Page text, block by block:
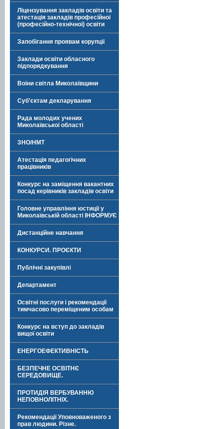
Ліцензування закладів освіти та
атестація закладів професійної
(професійно-технічної) освіти
Запобігання проявам корупції
Заклади освіти обласного
підпорядкування
Воїни світла Миколаївщини
Суб’єктам декларування
Рада молодих учених
Миколаївської області
ЗНО/НМТ
Атестація педагогічних
працівників
Конкурс на заміщення вакантних
посад керівників закладів освіти
Головне управління юстиції у
Миколаївській області ІНФОРМУЄ
Дистанційне навчання
КОНКУРСИ. ПРОЄКТИ
Публічні закупівлі
Департамент
Освітні послуги і рекомендації
тимчасово переміщеним особам
Конкурс на вступ до закладів
вищої освіти
ЕНЕРГОЕФЕКТИВНІСТЬ
БЕЗПЕЧНЕ ОСВІТНЄ
СЕРЕДОВИЩЕ.
ПРОТИДІЯ ВЕРБУВАННЮ
НЕПОВНОЛІТНІХ.
Рекомендації Уповноваженого з
прав людини. Різне.